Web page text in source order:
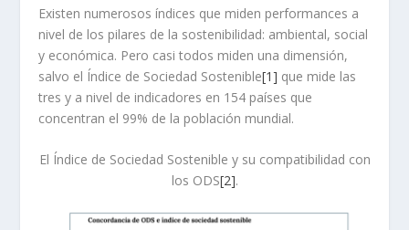
Existen numerosos índices que miden performances a
nivel de los pilares de la sostenibilidad: ambiental, social
y económica. Pero casi todos miden una dimensión,
salvo el Índice de Sociedad Sostenible[1] que mide las
tres y a nivel de indicadores en 154 países que
concentran el 99% de la población mundial.
El Índice de Sociedad Sostenible y su compatibilidad con
los ODS[2].